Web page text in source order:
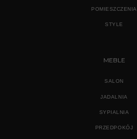
POMIESZCZENIA
STYLE
MEBLE
SALON
JADALNIA
SYPIALNIA
PRZEDPOKÓJ